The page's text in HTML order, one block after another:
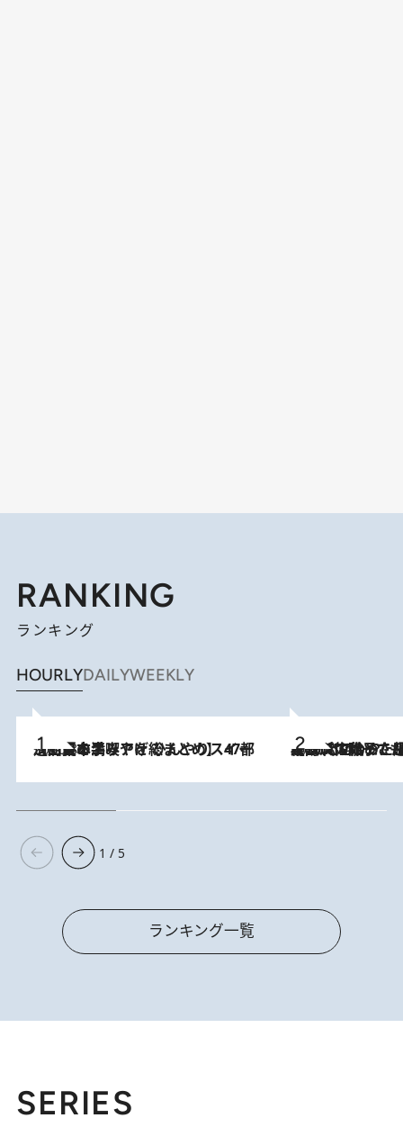
RANKING
ランキング
HOURLYDAILYWEEKLY
2026.8.5
【西日本エリアを総まとめ】 47都道府県の手みやげ ひんやりスイーツで夏を満喫 2026.8.5
【阿川佐和子さんの年とる力】なぜ70代で始めた趣味は“こんなに楽しい”のか？ ピアノ、俳句…スランプに陥っても続けられる“ある秘訣”とは
1 / 5
ランキング一覧
SERIES